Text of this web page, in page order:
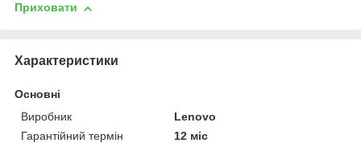
Приховати
Характеристики
Основні
Виробник
Lenovo
Гарантійний термін
12 міс